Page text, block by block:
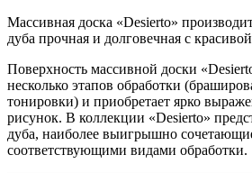
Массивная доска «Desierto»
дуба прочная и долговечная с
Поверхность массивной доски
несколько этапов обработки
тонировки) и приобретает ярко
рисунок. В коллекции «Desierto»
дуба, наиболее выигрышно
соответствующими видами обработки.